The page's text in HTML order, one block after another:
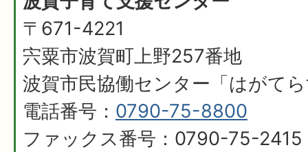
〒671-4221
宍粟市波賀町上野257番地
波賀市民協働センター「はがて
電話番号： 0790-75-8800
ファックス番号：0790-75-2415